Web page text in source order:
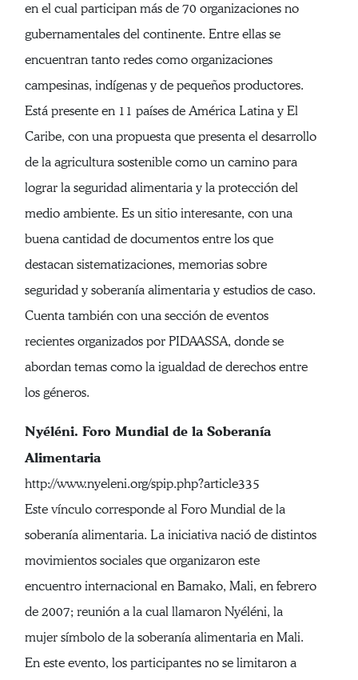
en el cual participan más de 70 organizaciones no
gubernamentales del continente. Entre ellas se
encuentran tanto redes como organizaciones
campesinas, indígenas y de pequeños productores.
Está presente en 11 países de América Latina y El
Caribe, con una propuesta que presenta el desarrollo
de la agricultura sostenible como un camino para
lograr la seguridad alimentaria y la protección del
medio ambiente. Es un sitio interesante, con una
buena cantidad de documentos entre los que
destacan sistematizaciones, memorias sobre
seguridad y soberanía alimentaria y estudios de caso.
Cuenta también con una sección de eventos
recientes organizados por PIDAASSA, donde se
abordan temas como la igualdad de derechos entre
los géneros.
Nyéléni. Foro Mundial de la Soberanía
Alimentaria
http://www.nyeleni.org/spip.php?article335
Este vínculo corresponde al Foro Mundial de la
soberanía alimentaria. La iniciativa nació de distintos
movimientos sociales que organizaron este
encuentro internacional en Bamako, Mali, en febrero
de 2007; reunión a la cual llamaron Nyéléni, la
mujer símbolo de la soberanía alimentaria en Mali.
En este evento, los participantes no se limitaron a